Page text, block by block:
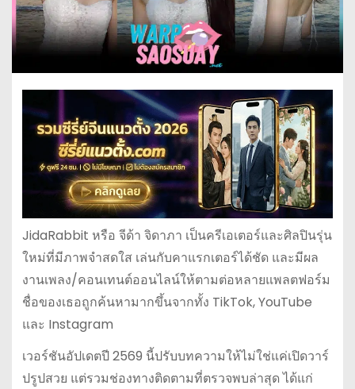
JidaRabbit หรือ จีด้า จิดาภา เป็นครีเอเตอร์และศิลปินรุ่น
ใหม่ที่มีภาพจำสดใส เล่นกับคาแรกเตอร์ได้ชัด และมีผล
งานเพลง/คอนเทนต์ออนไลน์ให้ตามต่อหลายแพลตฟอร์ม
ชื่อของเธอถูกค้นหามากขึ้นจากทั้ง TikTok, YouTube
และ Instagram
เวอร์ชันอัปเดตปี 2569 นี้ปรับบทความให้ไม่ใช่แค่เปิดวาร์
ปรูปสวย แต่รวมช่องทางติดตามที่ตรวจพบล่าสุด ได้แก่